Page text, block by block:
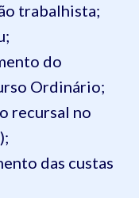
trabalhista;
do
Ordinário;
recursal no
das custas